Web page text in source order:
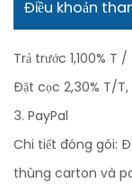
Điều khoản
Trả trước 1,100% T /
Đặt cọc 2,30% T/
3. PayPal
Chi tiết đóng gói:
thùng carton và